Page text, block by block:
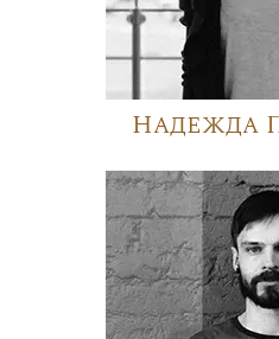
Надежда